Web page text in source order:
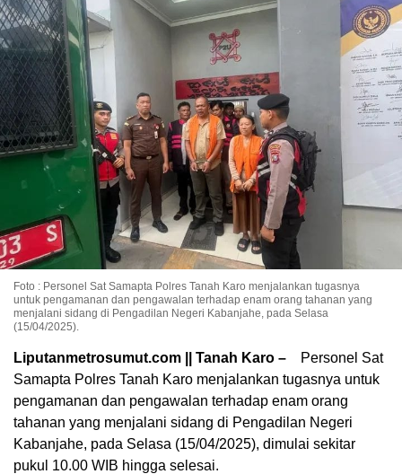
Foto : Personel Sat Samapta Polres Tanah Karo menjalankan tugasnya
untuk pengamanan dan pengawalan terhadap enam orang tahanan yang
menjalani sidang di Pengadilan Negeri Kabanjahe, pada Selasa
(15/04/2025).
Liputanmetrosumut.com || Tanah Karo –
Personel Sat
Samapta Polres Tanah Karo menjalankan tugasnya untuk
pengamanan dan pengawalan terhadap enam orang
tahanan yang menjalani sidang di Pengadilan Negeri
Kabanjahe, pada Selasa (15/04/2025), dimulai sekitar
pukul 10.00 WIB hingga selesai.